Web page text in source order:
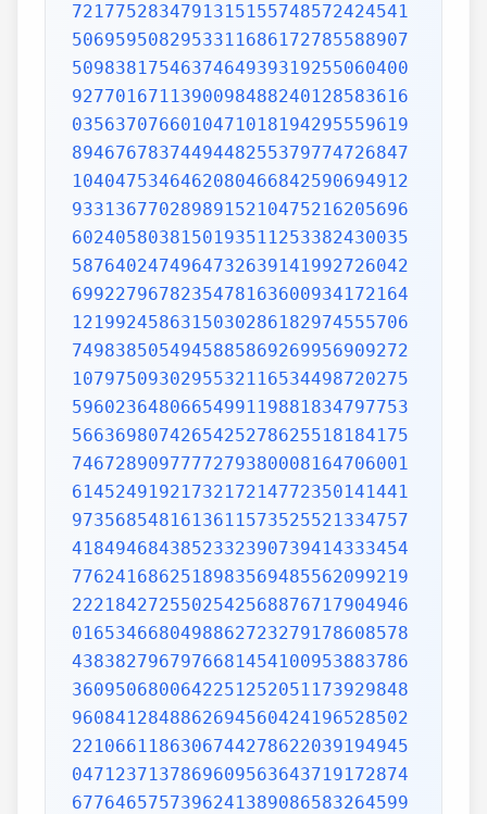
7217752834791315155748572424541
5069595082953311686172785588907
5098381754637464939319255060400
9277016711390098488240128583616
0356370766010471018194295559619
8946767837449448255379774726847
1040475346462080466842590694912
9331367702898915210475216205696
6024058038150193511253382430035
5876402474964732639141992726042
6992279678235478163600934172164
1219924586315030286182974555706
7498385054945885869269956909272
1079750930295532116534498720275
5960236480665499119881834797753
5663698074265425278625518184175
7467289097777279380008164706001
6145249192173217214772350141441
9735685481613611573525521334757
4184946843852332390739414333454
7762416862518983569485562099219
2221842725502542568876717904946
0165346680498862723279178608578
4383827967976681454100953883786
3609506800642251252051173929848
9608412848862694560424196528502
2210661186306744278622039194945
0471237137869609563643719172874
6776465757396241389086583264599